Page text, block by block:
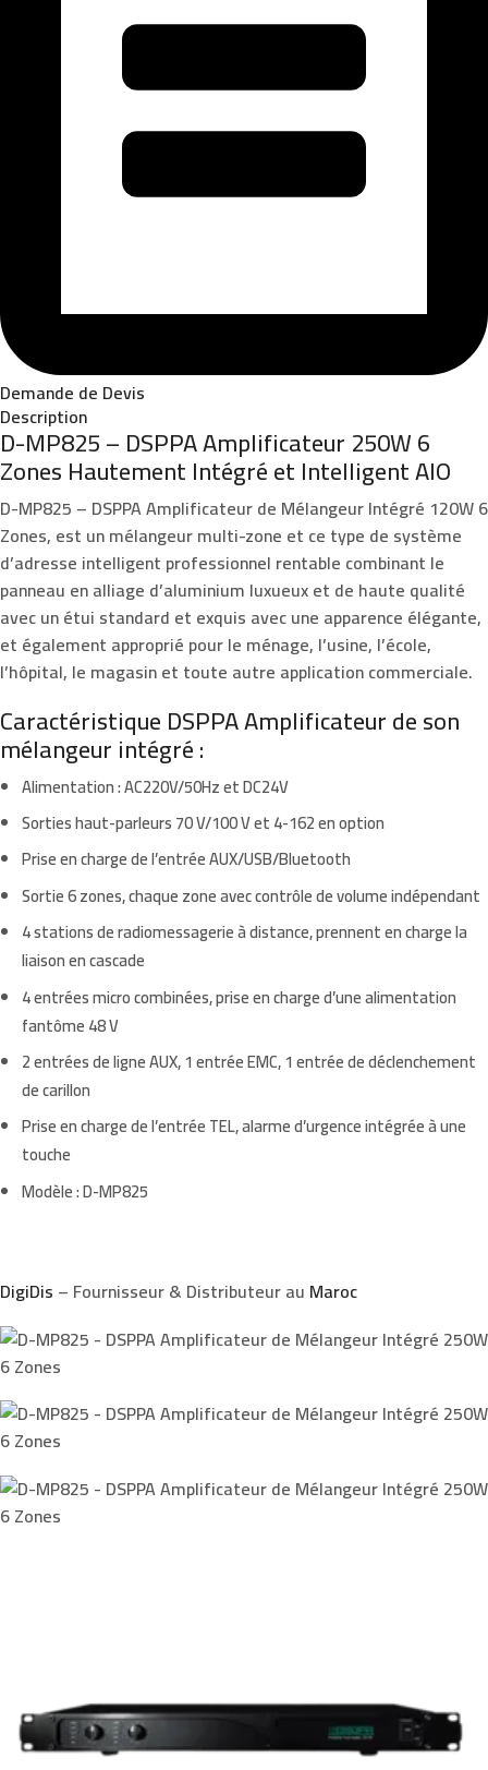
Demande de Devis
Description
D-MP825 – DSPPA Amplificateur 250W 6
Zones Hautement Intégré et Intelligent AIO
D-MP825 – DSPPA Amplificateur de Mélangeur Intégré 120W 6
Zones, est un mélangeur multi-zone et ce type de système
d’adresse intelligent professionnel rentable combinant le
panneau en alliage d’aluminium luxueux et de haute qualité
avec un étui standard et exquis avec une apparence élégante,
et également approprié pour le ménage, l’usine, l’école,
l’hôpital, le magasin et toute autre application commerciale.
Caractéristique DSPPA Amplificateur de son
mélangeur intégré :
Alimentation : AC220V/50Hz et DC24V
Sorties haut-parleurs 70 V/100 V et 4-162 en option
Prise en charge de l’entrée AUX/USB/Bluetooth
Sortie 6 zones, chaque zone avec contrôle de volume indépendant
4 stations de radiomessagerie à distance, prennent en charge la
liaison en cascade
4 entrées micro combinées, prise en charge d’une alimentation
fantôme 48 V
2 entrées de ligne AUX, 1 entrée EMC, 1 entrée de déclenchement
de carillon
Prise en charge de l’entrée TEL, alarme d’urgence intégrée à une
touche
Modèle : D-MP825
DigiDis – Fournisseur & Distributeur au Maroc